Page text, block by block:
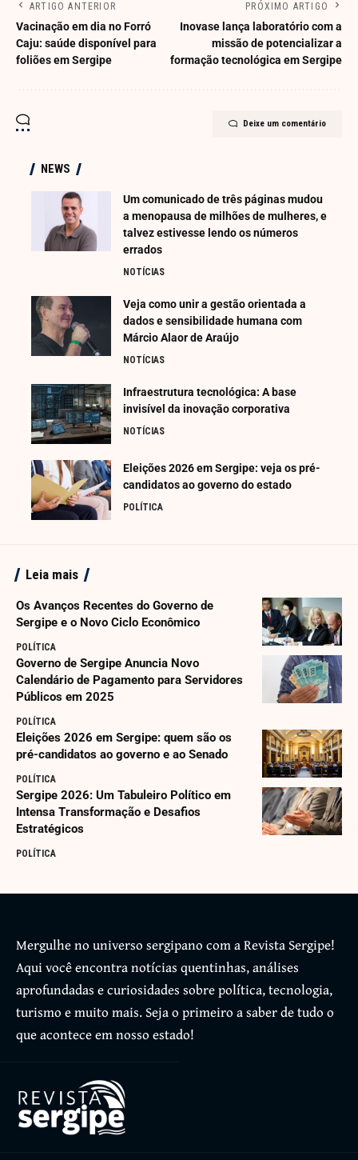
ARTIGO ANTERIOR
Vacinação em dia no Forró
Caju: saúde disponível para
foliões em Sergipe
PRÓXIMO ARTIGO
Inovase lança laboratório com a
missão de potencializar a
formação tecnológica em Sergipe
Deixe um comentário
NEWS
Um comunicado de três páginas mudou
a menopausa de milhões de mulheres, e
talvez estivesse lendo os números
errados
NOTÍCIAS
Veja como unir a gestão orientada a
dados e sensibilidade humana com
Márcio Alaor de Araújo
NOTÍCIAS
Infraestrutura tecnológica: A base
invisível da inovação corporativa
NOTÍCIAS
Eleições 2026 em Sergipe: veja os pré-
candidatos ao governo do estado
POLÍTICA
Leia mais
Os Avanços Recentes do Governo de
Sergipe e o Novo Ciclo Econômico
POLÍTICA
Governo de Sergipe Anuncia Novo
Calendário de Pagamento para Servidores
Públicos em 2025
POLÍTICA
Eleições 2026 em Sergipe: quem são os
pré-candidatos ao governo e ao Senado
POLÍTICA
Sergipe 2026: Um Tabuleiro Político em
Intensa Transformação e Desafios
Estratégicos
POLÍTICA
Mergulhe no universo sergipano com a Revista Sergipe!
Aqui você encontra notícias quentinhas, análises
aprofundadas e curiosidades sobre política, tecnologia,
turismo e muito mais. Seja o primeiro a saber de tudo o
que acontece em nosso estado!